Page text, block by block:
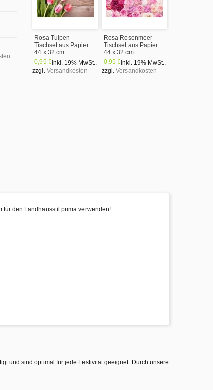
Rosa Tulpen -
Tischset aus Papier
44 x 32 cm
0,95 € Inkl. 19% MwSt.,
zzgl. Versandkosten
Rosa Rosenmeer -
Tischset aus Papier
44 x 32 cm
0,95 € Inkl. 19% MwSt.,
zzgl. Versandkosten
für den Landhausstil prima verwenden!
und sind optimal für jede Festivität geeignet. Durch unsere